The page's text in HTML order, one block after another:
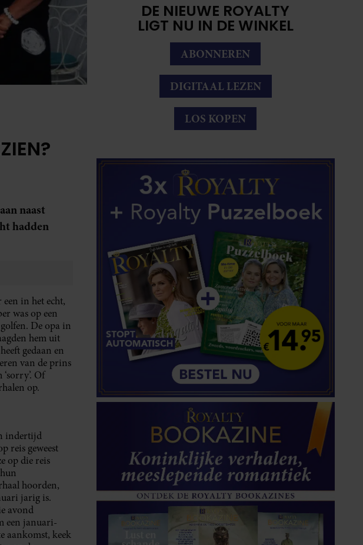
naast
hadden
in het echt,
was op een
De opa in
hem uit
gedaan en
van de prins
Of
op.
indertijd
reis geweest
op die reis
hoorden,
jarig is.
avond
een januari-
aankomst, keek
DE NIEUWE ROYALTY
LIGT NU IN DE WINKEL
ABONNEREN
DIGITAAL LEZEN
LOS KOPEN